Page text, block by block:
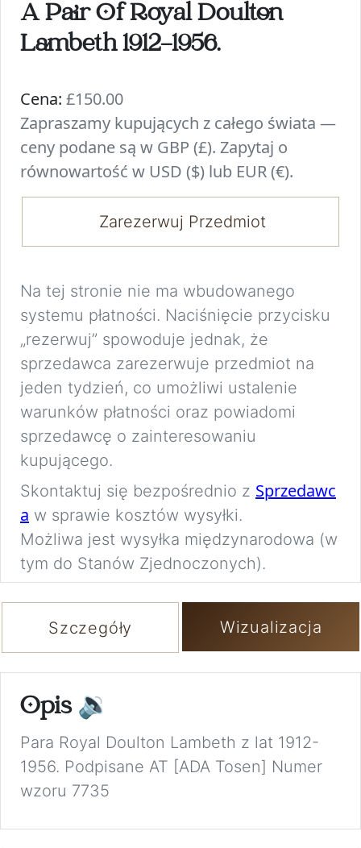
A Pair Of Royal Doulton
Lambeth 1912-1956.
Cena: £150.00
Zapraszamy kupujących z całego świata —
ceny podane są w GBP (£). Zapytaj o
równowartość w USD ($) lub EUR (€).
Zarezerwuj Przedmiot
Na tej stronie nie ma wbudowanego
systemu płatności. Naciśnięcie przycisku
„rezerwuj” spowoduje jednak, że
sprzedawca zarezerwuje przedmiot na
jeden tydzień, co umożliwi ustalenie
warunków płatności oraz powiadomi
sprzedawcę o zainteresowaniu
kupującego.
Skontaktuj się bezpośrednio z Sprzedawc
a w sprawie kosztów wysyłki.
Możliwa jest wysyłka międzynarodowa (w
tym do Stanów Zjednoczonych).
Szczegóły Wizualizacja
Opis 🔉
Para Royal Doulton Lambeth z lat 1912-
1956. Podpisane AT [ADA Tosen] Numer
wzoru 7735